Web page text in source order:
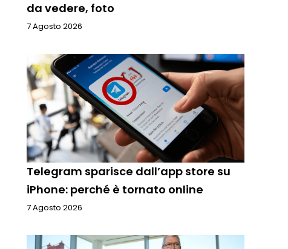
da vedere, foto
7 Agosto 2026
Telegram sparisce dall’app store su
iPhone: perché è tornato online
7 Agosto 2026